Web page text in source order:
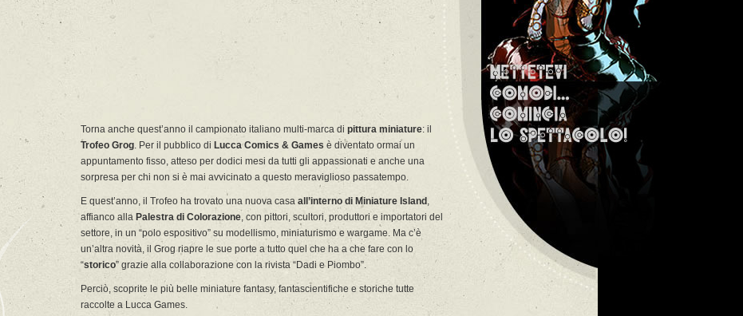
Torna anche quest’anno il campionato italiano multi-marca di pittura miniature: il
Trofeo Grog. Per il pubblico di Lucca Comics & Games è diventato ormai un
appuntamento fisso, atteso per dodici mesi da tutti gli appassionati e anche una
sorpresa per chi non si è mai avvicinato a questo meraviglioso passatempo.
E quest’anno, il Trofeo ha trovato una nuova casa all’interno di Miniature Island ,
affianco alla Palestra di Colorazione, con pittori, scultori, produttori e importatori del
settore, in un “polo espositivo” su modellismo, miniaturismo e wargame. Ma c’è
un’altra novità, il Grog riapre le sue porte a tutto quel che ha a che fare con lo
“storico” grazie alla collaborazione con la rivista “Dadi e Piombo”.
Perciò, scoprite le più belle miniature fantasy, fantascientifiche e storiche tutte
raccolte a Lucca Games.